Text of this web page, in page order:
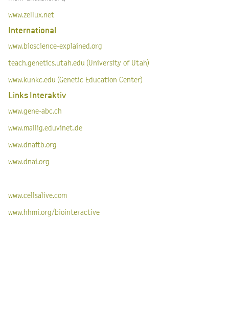
www.zellux.net
International
www.bioscience-explained.org
teach.genetics.utah.edu (University of Utah)
www.kunkc.edu (Genetic Education Center)
Links Interaktiv
www.gene-abc.ch
www.mallig.eduvinet.de
www.dnaftb.org
www.dnai.org
www.cellsalive.com
www.hhmi.org/biointeractive